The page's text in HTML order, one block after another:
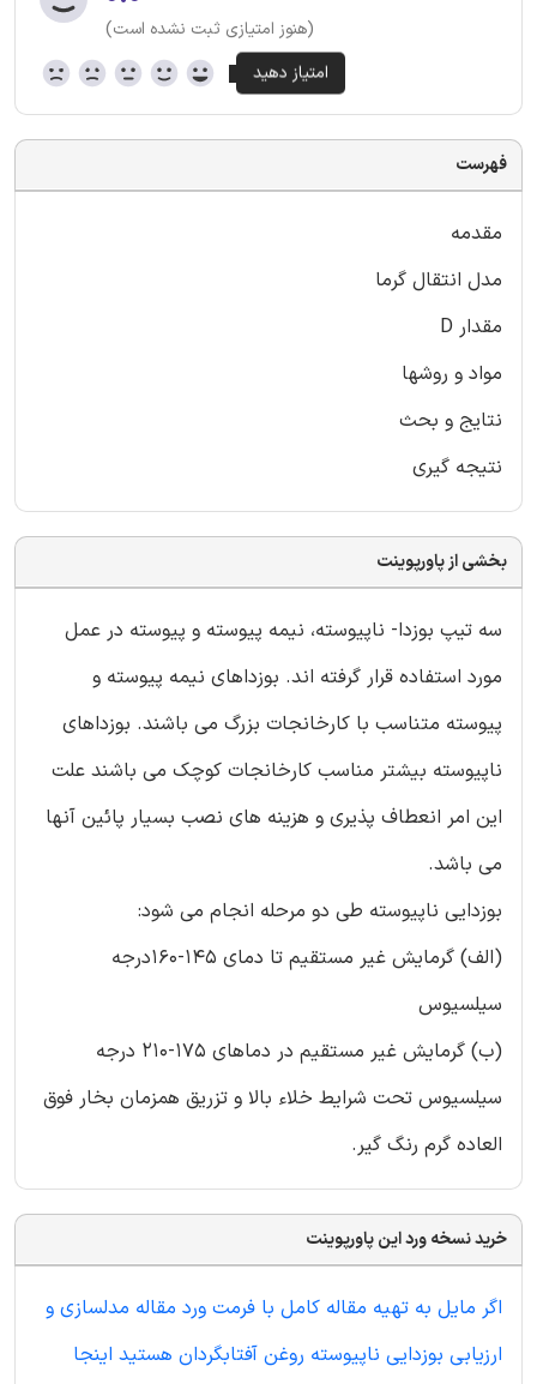
(هنوز امتیازی ثبت نشده است)
فهرست
مقدمه
مدل انتقال گرما
مقدار D
مواد و روشها
نتایج و بحث
نتیجه گیری
بخشی از پاورپوینت
سه تیپ بوزدا- ناپیوسته، نیمه پیوسته و پیوسته در عمل
مورد استفاده قرار گرفته اند. بوزداهای نیمه پیوسته و
پیوسته متناسب با کارخانجات بزرگ می باشند. بوزداهای
ناپیوسته بیشتر مناسب کارخانجات کوچک می باشند علت
این امر انعطاف پذیری و هزینه های نصب بسیار پائین آنها
می باشد.
بوزدایی ناپیوسته طی دو مرحله انجام می شود:
(الف) گرمایش غیر مستقیم تا دمای 145-160درجه
سیلسیوس
(ب) گرمایش غیر مستقیم در دماهای 175-210 درجه
سیلسیوس تحت شرایط خلاء بالا و تزریق همزمان بخار فوق
العاده گرم رنگ گیر.
خرید نسخه ورد این پاورپوینت
اگر مایل به تهیه مقاله کامل با فرمت ورد مقاله مدلسازی و
ارزیابی بوزدایی ناپیوسته روغن آفتابگردان هستید اینجا